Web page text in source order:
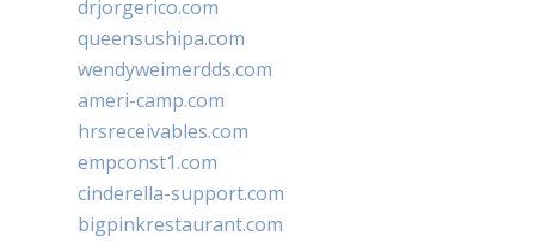
drjorgerico.com
queensushipa.com
wendyweimerdds.com
ameri-camp.com
hrsreceivables.com
empconst1.com
cinderella-support.com
bigpinkrestaurant.com